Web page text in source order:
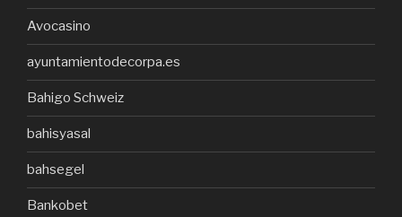
Avocasino
ayuntamientodecorpa.es
Bahigo Schweiz
bahisyasal
bahsegel
Bankobet